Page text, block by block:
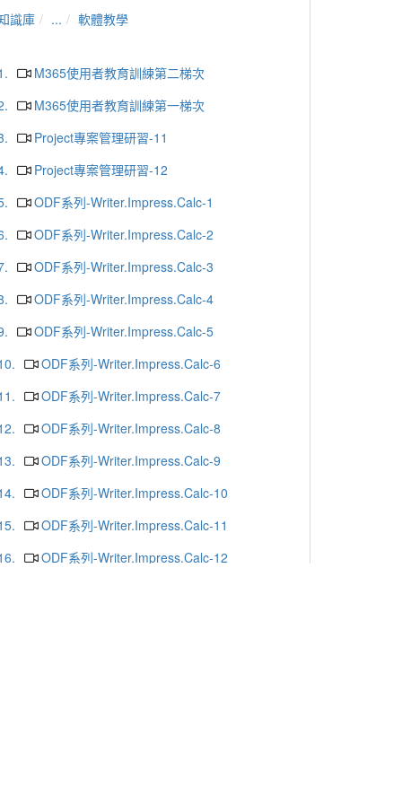
識庫 ... 軟體教學
M365使用者教育訓練第二梯次
M365使用者教育訓練第一梯次
Project專案管理研習-11
Project專案管理研習-12
ODF系列-Writer.Impress.Calc-1
ODF系列-Writer.Impress.Calc-2
ODF系列-Writer.Impress.Calc-3
ODF系列-Writer.Impress.Calc-4
ODF系列-Writer.Impress.Calc-5
ODF系列-Writer.Impress.Calc-6
ODF系列-Writer.Impress.Calc-7
ODF系列-Writer.Impress.Calc-8
ODF系列-Writer.Impress.Calc-9
ODF系列-Writer.Impress.Calc-10
ODF系列-Writer.Impress.Calc-11
ODF系列-Writer.Impress.Calc-12